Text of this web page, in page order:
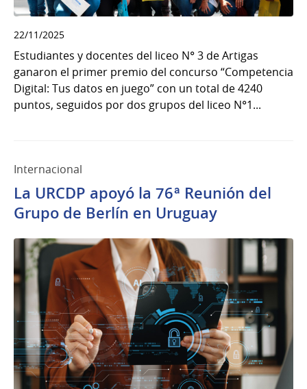
22/11/2025
Estudiantes y docentes del liceo N° 3 de Artigas
ganaron el primer premio del concurso “Competencia
Digital: Tus datos en juego” con un total de 4240
puntos, seguidos por dos grupos del liceo N°1...
Internacional
La URCDP apoyó la 76ª Reunión del
Grupo de Berlín en Uruguay